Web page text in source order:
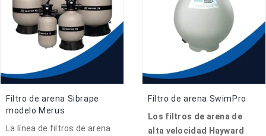
Filtro de arena Sibrape
modelo Merus
La línea de filtros de arena
Filtro de arena SwimPro
Los filtros de arena de
alta velocidad Hayward